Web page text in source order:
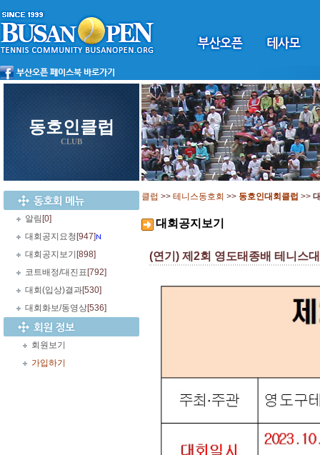
동호인클럽
CLUB
알림 [0]
대회공지요청 [947]
대회공지보기 [898]
코트배정/대진표 [792]
대회(입상)결과[530]
대회화보/동영상[536]
회원보기
가입하기
클럽 >> 테니스동호회 >> 동호인대회클럽 >>
대회공지보기
(연기) 제2회 영도태종배 테니스